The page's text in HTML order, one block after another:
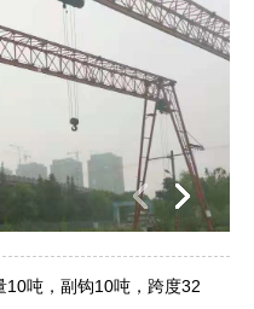
10吨，副钩10吨，跨度32